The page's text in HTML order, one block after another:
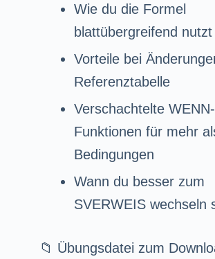
Wie du die Formel
blattübergreifend nutzt
Vorteile bei
Referenztabelle
Verschachtelte WENN-
Funktionen für mehr
Bedingungen
Wann du besser zum
SVERWEIS wechseln
📁 Übungsdatei zum